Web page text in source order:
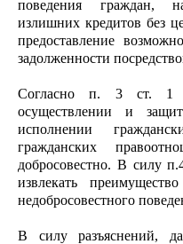
поведения граждан,
излишних кредитов без
предоставление
задолженности
Согласно п. 3 ст. 1
осуществлении и
исполнении
гражданских
добросовестно. В силу
извлекать
недобросовестного
В силу разъяснений,